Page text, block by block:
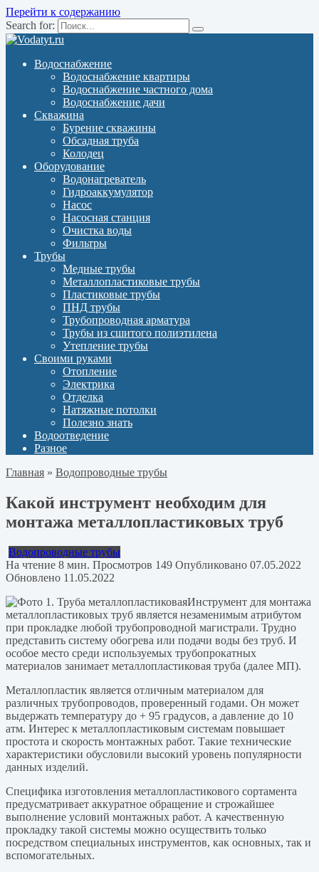
Перейти к содержанию
Search for:
Водоснабжение
Водоснабжение квартиры
Водоснабжение частного дома
Водоснабжение дачи
Скважина
Бурение скважины
Обсадная труба
Колодец
Оборудование
Водонагреватель
Гидроаккумулятор
Насос
Насосная станция
Очистка воды
Фильтры
Трубы
Медные трубы
Металлопластиковые трубы
Пластиковые трубы
ПНД трубы
Трубопроводная арматура
Трубы из сшитого полиэтилена
Утепление трубы
Своими руками
Отопление
Электрика
Отделка
Натяжные потолки
Полезно знать
Водоотведение
Разное
Главная » Водопроводные трубы
Какой инструмент необходим для
монтажа металлопластиковых труб
Водопроводные трубы
На чтение 8 мин. Просмотров 149 Опубликовано 07.05.2022
Обновлено 11.05.2022
Инструмент для монтажа
металлопластиковых труб является незаменимым атрибутом
при прокладке любой трубопроводной магистрали. Трудно
представить систему обогрева или подачи воды без труб. И
особое место среди используемых трубопрокатных
материалов занимает металлопластиковая труба (далее МП).
Металлопластик является отличным материалом для
различных трубопроводов, проверенный годами. Он может
выдержать температуру до + 95 градусов, а давление до 10
атм. Интерес к металлопластиковым системам повышает
простота и скорость монтажных работ. Такие технические
характеристики обусловили высокий уровень популярности
данных изделий.
Специфика изготовления металлопластикового сортамента
предусматривает аккуратное обращение и строжайшее
выполнение условий монтажных работ. А качественную
прокладку такой системы можно осуществить только
посредством специальных инструментов, как основных, так и
вспомогательных.